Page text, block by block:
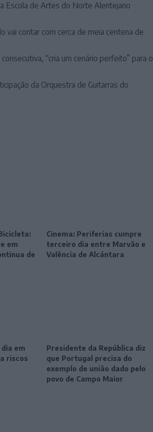
Escola de Artes do Norte Alentejano
vai contar com cerca de meia centena de
“cria um cenário perfeito” para o
da Orquestra de Guitarras do
em
de
Cinema: Periferias cumpre
terceiro dia entre Marvão e
Valência de Alcántara
em
riscos
Presidente da República diz
que Portugal precisa do
exemplo de união dado pelo
povo de Campo Maior